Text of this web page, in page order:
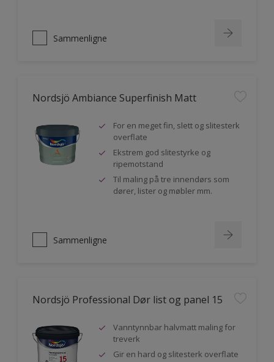
Sammenligne
Nordsjö Ambiance Superfinish Matt
For en meget fin, slett og slitesterk
overflate
Ekstrem god slitestyrke og
ripemotstand
Til maling på tre innendørs som
dører, lister og møbler mm.
Sammenligne
Nordsjö Professional Dør list og panel 15
Vanntynnbar halvmatt maling for
treverk
Gir en hard og slitesterk overflate